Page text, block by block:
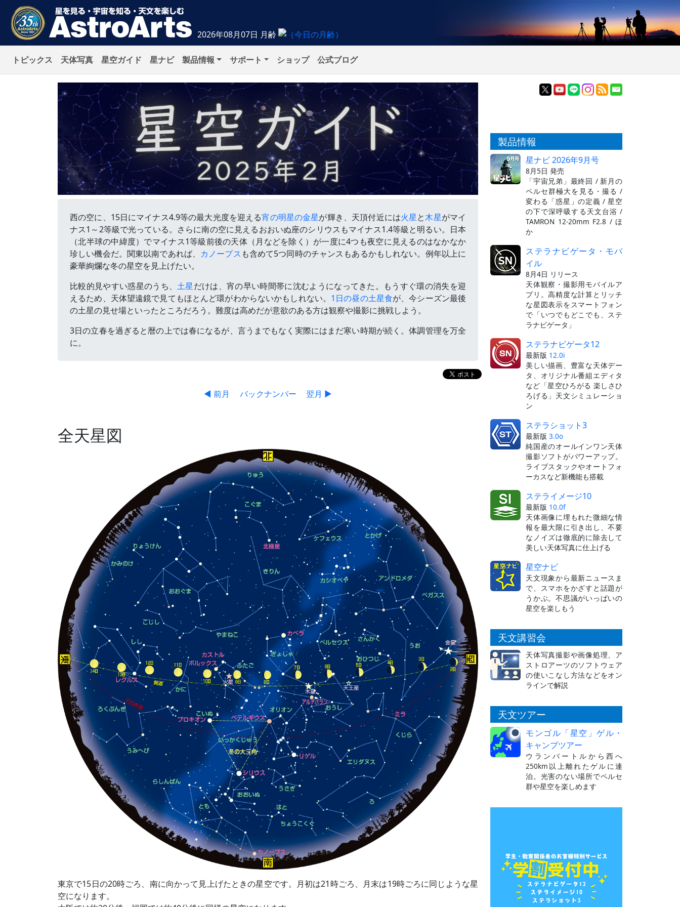
2026年08月07日 月齢
トピックス 天体写真 星空ガイド 星ナビ 製品情報 サポート ショップ 公式ブログ
西の空に、15日にマイナス4.9等の最大光度を迎える宵の明星の金星が輝き、天頂付近には火星と木星がマイ
ナス1～2等級で光っている。さらに南の空に見えるおおいぬ座のシリウスもマイナス1.4等級と明るい。日本
（北半球の中緯度）でマイナス1等級前後の天体（月などを除く）が一度に4つも夜空に見えるのはなかなか
珍しい機会だ。関東以南であれば、 カノープス も含めて5つ同時のチャンスもあるかもしれない。例年以上に
豪華絢爛な冬の星空を見上げたい。
比較的見やすい惑星のうち、土星だけは、宵の早い時間帯に沈むようになってきた。もうすぐ環の消失を迎
えるため、天体望遠鏡で見てもほとんど環がわからないかもしれない。 1日の昼の土星食が、今シーズン最後
の土星の見せ場といったところだろう。難度は高めだが意欲のある方は観察や撮影に挑戦しよう。
3日の立春を過ぎると暦の上では春になるが、言うまでもなく実際にはまだ寒い時期が続く。体調管理を万全
に。
◀ 前月 バックナンバー 翌月 ▶
全天星図
東京で15日の20時ごろ、南に向かって見上げたときの星空です。月初は21時ごろ、月末は19時ごろに同じような星
空になります。
製品情報
星ナビ 2026年9月号
8月5日 発売
「宇宙兄弟」最終回 / 新月の
ペルセ群極大を見る・撮る /
変わる「惑星」の定義 / 星空
の下で深呼吸する天文台浴 /
TAMRON 12-20mm F2.8 / ほ
か
ステラナビゲータ・モバ
イル
8月4日 リリース
天体観察・撮影用モバイルア
プリ。高精度な計算とリッチ
な星図表示をスマートフォン
で「いつでもどこでも、ステ
ラナビゲータ」
ステラナビゲータ12
最新版 12.0i
美しい描画、豊富な天体デー
タ、オリジナル番組エディタ
など「星空ひろがる 楽しさひ
ろげる」天文シミュレーショ
ン
ステラショット3
最新版 3.0o
純国産のオールインワン天体
撮影ソフトがパワーアップ。
ライブスタックやオートフォ
ーカスなど新機能も搭載
ステライメージ10
最新版 10.0f
天体画像に埋もれた微細な情
報を最大限に引き出し、不要
なノイズは徹底的に除去して
美しい天体写真に仕上げる
星空ナビ
天文現象から最新ニュースま
で、スマホをかざすと話題が
うかぶ。不思議がいっぱいの
星空を楽しもう
天文講習会
天体写真撮影や画像処理、ア
ストロアーツのソフトウェア
の使いこなし方法などをオン
ラインで解説
天文ツアー
モンゴル「星空」ゲル・
キャンプツアー
ウランバートルから西へ
250km以上離れたゲルに連
泊。光害のない場所でペルセ
群や星空を楽しめます